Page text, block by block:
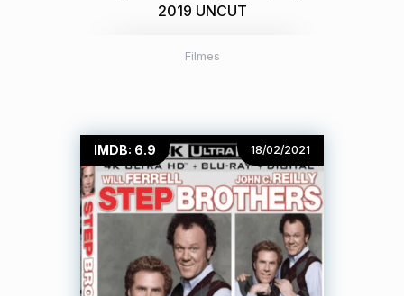
2019 UNCUT
Filmes
IMDB: 6.9 18/02/2021